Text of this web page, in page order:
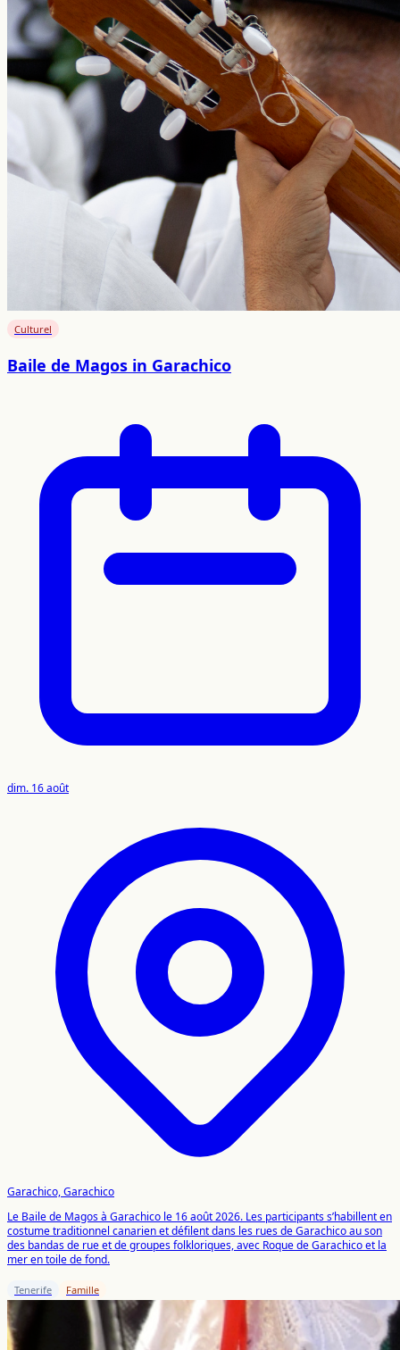
Culturel
Baile de Magos in Garachico
dim. 16 août
Garachico, Garachico
Le Baile de Magos à Garachico le 16 août 2026. Les participants s’habillent en
costume traditionnel canarien et défilent dans les rues de Garachico au son
des bandas de rue et de groupes folkloriques, avec Roque de Garachico et la
mer en toile de fond.
Tenerife Famille